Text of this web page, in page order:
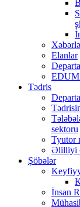
Elanlar
Tədris
sektoru
Tyutor
Əlilliyi
Şöbələr
İnsan